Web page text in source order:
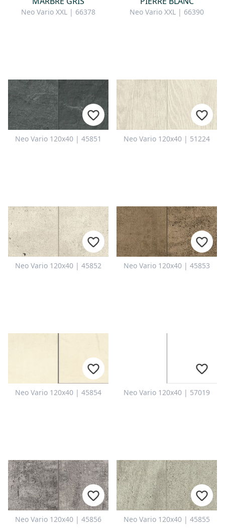
Neo Vario XXL | 66378 Neo Vario XXL | 66390
Neo Vario 120x40 | 45851 Neo Vario 120x40 | 51224
Neo Vario 120x40 | 45852 Neo Vario 120x40 | 45853
Neo Vario 120x40 | 45854 Neo Vario 120x40 | 57019
Neo Vario 120x40 | 45856 Neo Vario 120x40 | 45855